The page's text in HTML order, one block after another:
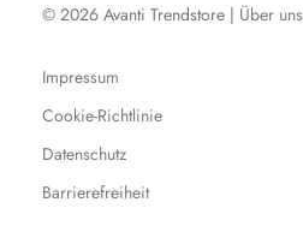
© 2026 Avanti Trendstore | Über uns
Impressum
Cookie-Richtlinie
Datenschutz
Barrierefreiheit